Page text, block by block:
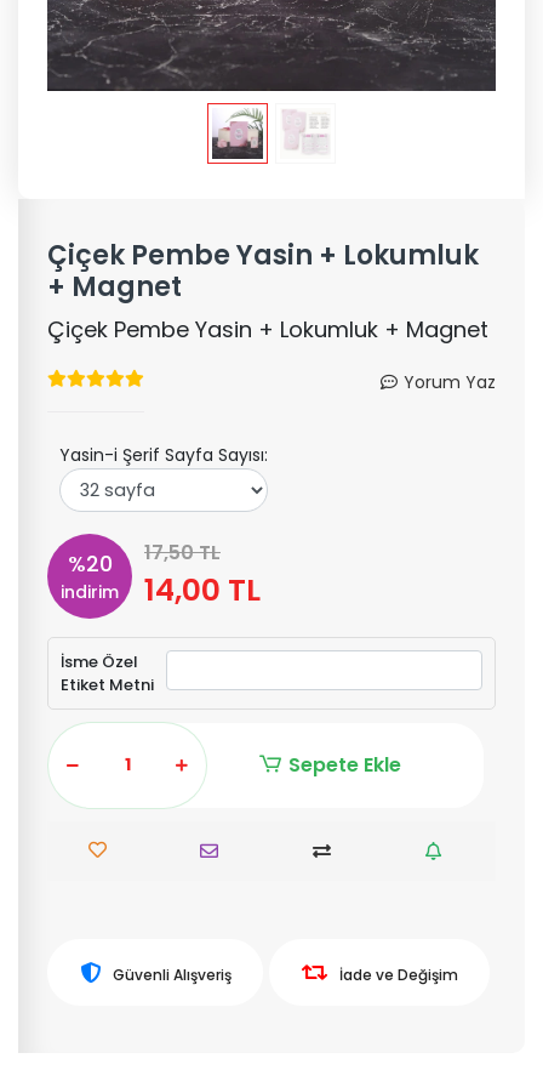
Çiçek Pembe Yasin + Lokumluk
+ Magnet
Çiçek Pembe Yasin + Lokumluk + Magnet
Yorum Yaz
Yasin-i Şerif Sayfa Sayısı:
%20
indirim
17,50 TL
14,00 TL
İsme Özel
Etiket Metni
Sepete Ekle
Güvenli Alışveriş İade ve Değişim